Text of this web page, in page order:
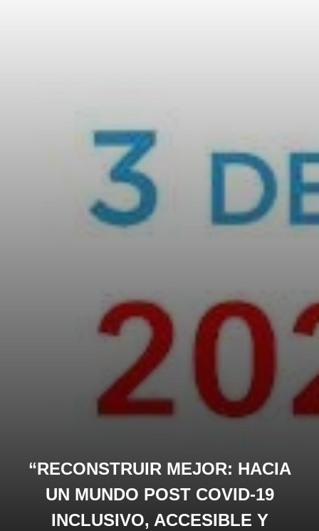
“RECONSTRUIR MEJOR: HACIA
UN MUNDO POST COVID-19
INCLUSIVO, ACCESIBLE Y